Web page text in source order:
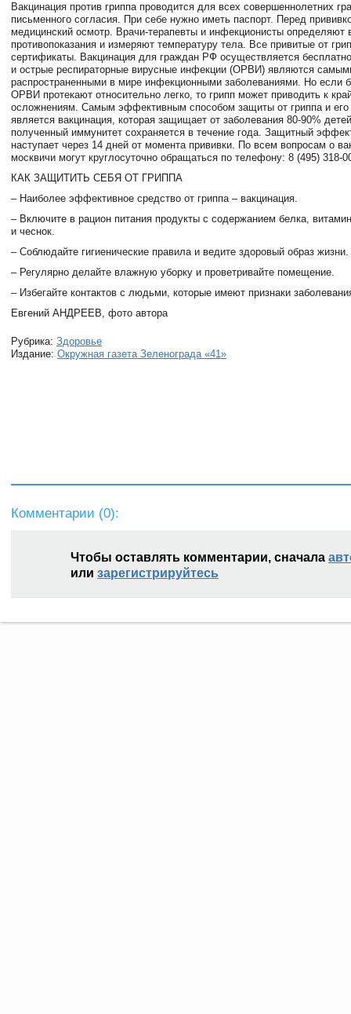
Вакцинация против гриппа проводится для всех совершеннолетних
письменного согласия. При себе нужно иметь паспорт. Перед
медицинский осмотр. Врачи-терапевты и инфекционисты определяют
противопоказания и измеряют температуру тела. Все привитые от
сертификаты. Вакцинация для граждан РФ осуществляется
и острые респираторные вирусные инфекции (ОРВИ) являются
распространенными в мире инфекционными заболеваниями. Но если
ОРВИ протекают относительно легко, то грипп может приводить к
осложнениям. Самым эффективным способом защиты от гриппа и его
является вакцинация, которая защищает от заболевания 80-90%
полученный иммунитет сохраняется в течение года. Защитный
наступает через 14 дней от момента прививки. По всем вопросам о
москвичи могут круглосуточно обращаться по телефону: 8 (495) 318-
КАК ЗАЩИТИТЬ СЕБЯ ОТ ГРИППА
– Наиболее эффективное средство от гриппа – вакцинация.
– Включите в рацион питания продукты с содержанием белка,
и чеснок.
– Соблюдайте гигиенические правила и ведите здоровый образ жизни.
– Регулярно делайте влажную уборку и проветривайте помещение.
– Избегайте контактов с людьми, которые имеют признаки
Евгений АНДРЕЕВ, фото автора
Рубрика: Здоровье
Издание: Окружная газета Зеленограда «41»
Комментарии (0):
Чтобы оставлять комментарии, сначала
или зарегистрируйтесь